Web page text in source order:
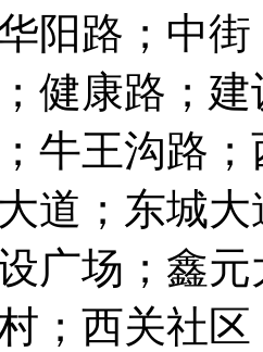
阳路；中
健康路；
牛王沟路
道；东城
广场；鑫
；西关社